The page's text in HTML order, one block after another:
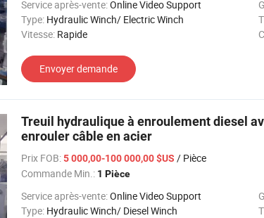
Service après-vente:Online Video Support
Type: Hydraulic Winch/ Electric Winch
Vitesse: Rapide
Envoyer demande
Treuil hydraulique à enroulement diesel
enrouler câble en acier
Prix FOB:5 000,00-100 000,00 $US / Pièce
Commande Min.: 1 Pièce
Service après-vente:Online Video Support
Type: Hydraulic Winch/ Diesel Winch